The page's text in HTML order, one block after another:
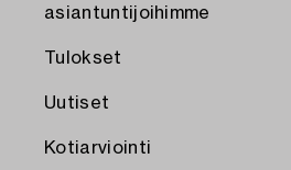
asiantuntijoihimme
Tulokset
Uutiset
Kotiarviointi